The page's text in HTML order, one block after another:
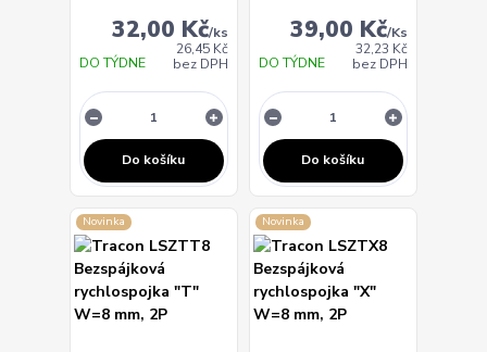
32,00 Kč/ks
26,45 Kč
bez DPH
DO TÝDNE
Do košíku
39,00 Kč/Ks
32,23 Kč
bez DPH
DO TÝDNE
Do košíku
Novinka Novinka